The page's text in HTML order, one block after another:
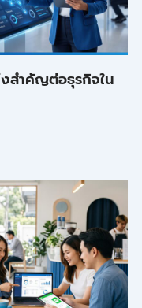
งสำคัญต่อธุรกิจใน